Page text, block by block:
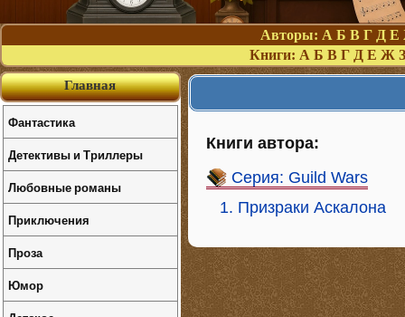
Авторы: А Б В Г Д Е
Книги: А Б В Г Д Е Ж З
Книги автора:
Серия: Guild Wars
1. Призраки Аскалона
Главная
Фантастика
Детективы и Триллеры
Любовные романы
Приключения
Проза
Юмор